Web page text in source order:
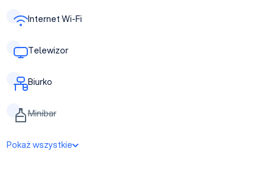
Internet Wi-Fi
Telewizor
Biurko
Minibar
Pokaż wszystkie